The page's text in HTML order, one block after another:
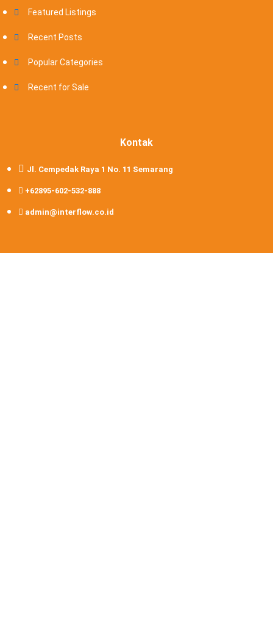
Featured Listings
Recent Posts
Popular Categories
Recent for Sale
Kontak
Jl. Cempedak Raya 1 No. 11 Semarang
+62895-602-532-888
admin@interflow.co.id